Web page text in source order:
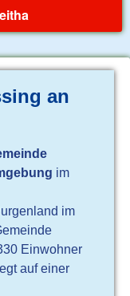
an
im
im
Einwohner
auf einer